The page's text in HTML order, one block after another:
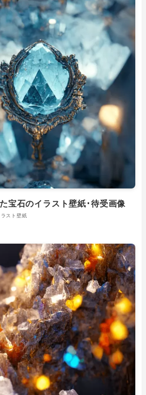
宝石のイラスト壁紙･待受画像
スト壁紙